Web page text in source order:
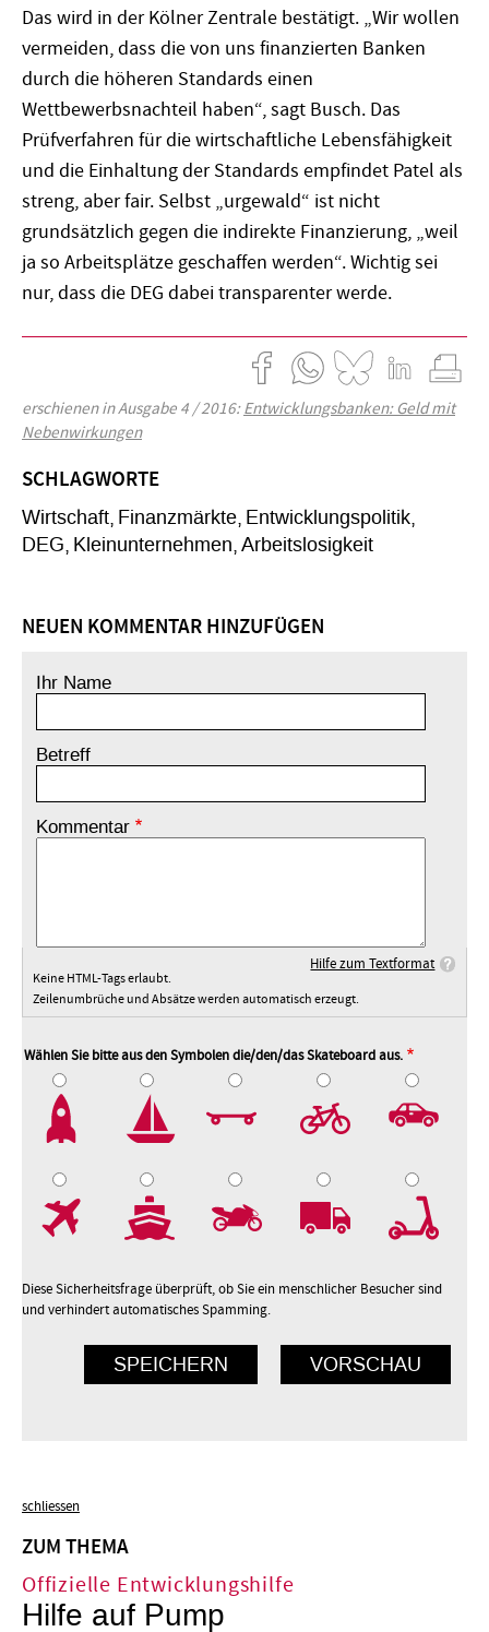
Das wird in der Kölner Zentrale bestätigt. „Wir wollen
vermeiden, dass die von uns finanzierten Banken
durch die höheren Standards einen
Wettbewerbsnachteil haben“, sagt Busch. Das
Prüfverfahren für die wirtschaftliche Lebensfähigkeit
und die Einhaltung der Standards empfindet Patel als
streng, aber fair. Selbst „urgewald“ ist nicht
grundsätzlich gegen die indirekte Finanzierung, „weil
ja so Arbeitsplätze geschaffen werden“. Wichtig sei
nur, dass die DEG dabei transparenter werde.
erschienen in Ausgabe 4 / 2016:Entwicklungsbanken: Geld mit
Nebenwirkungen
SCHLAGWORTE
Wirtschaft Finanzmärkte Entwicklungspolitik
DEG Kleinunternehmen Arbeitslosigkeit
NEUEN KOMMENTAR HINZUFÜGEN
Ihr Name
Betreff
Kommentar
Hilfe zum Textformat
Keine HTML-Tags erlaubt.
Zeilenumbrüche und Absätze werden automatisch erzeugt.
Wählen Sie bitte aus den Symbolen die/den/das Skateboard aus.
Diese Sicherheitsfrage überprüft, ob Sie ein menschlicher Besucher sind
und verhindert automatisches Spamming.
schliessen
ZUM THEMA
Offizielle Entwicklungshilfe
Hilfe auf Pump